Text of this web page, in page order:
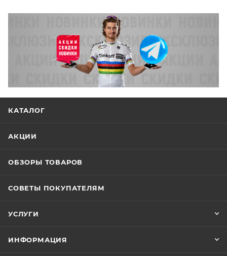
КАТАЛОГ
АКЦИИ
ОБЗОРЫ ТОВАРОВ
СОВЕТЫ ПОКУПАТЕЛЯМ
УСЛУГИ
ИНФОРМАЦИЯ